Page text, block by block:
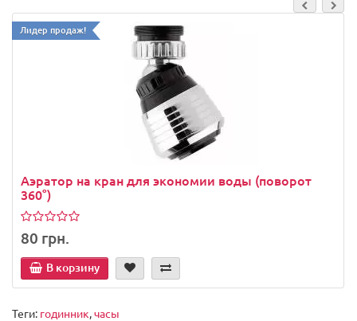
Лидер продаж!
Аэратор на кран для экономии воды (поворот
360°)
80 грн.
В корзину
Теги: годинник,часы